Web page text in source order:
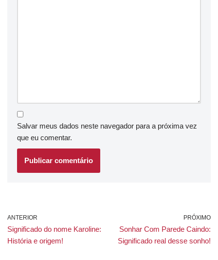
Salvar meus dados neste navegador para a próxima vez
que eu comentar.
ANTERIOR
Significado do nome Karoline:
História e origem!
PRÓXIMO
Sonhar Com Parede Caindo:
Significado real desse sonho!